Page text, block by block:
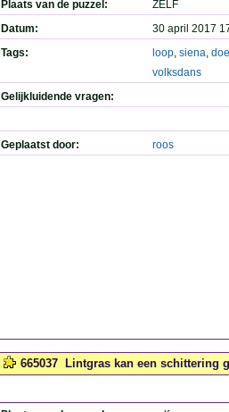
Plaats van de puzzel:
ZELF
Datum:
30 april 2017
Tags:
loop, siena,
volksdans
Gelijkluidende vragen:
Geplaatst door: roos
665037 Lintgras kan een schittering